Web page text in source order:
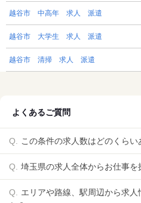
越谷市 中高年 求人 派遣
越谷市 大学生 求人 派遣
越谷市 清掃 求人 派遣
よくあるご質問
この条件の求人数はどのくらい
埼玉県の求人全体からお仕事を
エリアや路線、駅周辺から求